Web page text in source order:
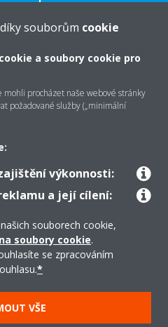
© Daikin
souborům cookie
a soubory cookie pro
mohli procházet naše webové stránky
požadované služby („minimální
výkonnosti:
a její cílení:
souborech cookie,
soubory cookie.
se zpracováním
*
VŠE